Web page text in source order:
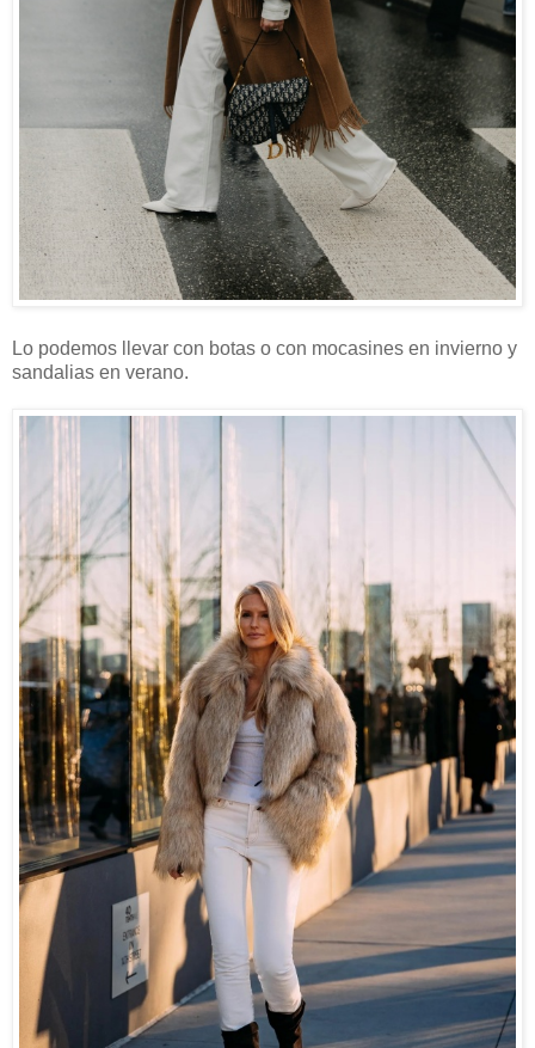
Lo podemos llevar con botas o con mocasines en invierno y
sandalias en verano.